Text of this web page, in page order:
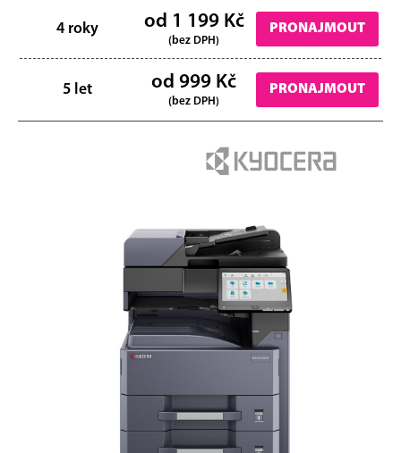
4 roky od 1 199 Kč
(bez DPH)
PRONAJMOUT
5 let od 999 Kč
(bez DPH)
PRONAJMOUT